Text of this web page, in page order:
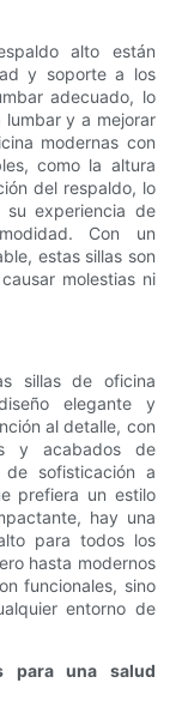
alto están
y soporte a los
adecuado, lo
y a mejorar
modernas con
como la altura
del respaldo, lo
su experiencia de
Con un
estas sillas son
molestias ni
sillas de oficina
elegante y
al detalle, con
y acabados de
sofisticación a
prefiera un estilo
hay una
para todos los
hasta modernos
funcionales, sino
entorno de
para una salud